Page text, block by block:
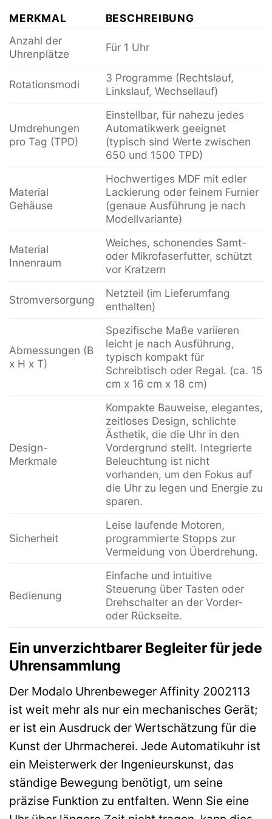
MERKMAL
BESCHREIBUNG
Anzahl der
Uhrenplätze
Für 1 Uhr
Rotationsmodi
3 Programme (Rechtslauf,
Linkslauf, Wechsellauf)
Umdrehungen
pro Tag (TPD)
Einstellbar, für nahezu jedes
Automatikwerk geeignet
(typisch sind Werte zwischen
650 und 1500 TPD)
Material
Gehäuse
Hochwertiges MDF mit edler
Lackierung oder feinem Furnier
(genaue Ausführung je nach
Modellvariante)
Material
Innenraum
Weiches, schonendes Samt-
oder Mikrofaserfutter, schützt
vor Kratzern
Stromversorgung
Netzteil (im Lieferumfang
enthalten)
Abmessungen (B
x H x T)
Spezifische Maße variieren
leicht je nach Ausführung,
typisch kompakt für
Schreibtisch oder Regal. (ca. 15
cm x 16 cm x 18 cm)
Design-
Merkmale
Kompakte Bauweise, elegantes,
zeitloses Design, schlichte
Ästhetik, die die Uhr in den
Vordergrund stellt. Integrierte
Beleuchtung ist nicht
vorhanden, um den Fokus auf
die Uhr zu legen und Energie zu
sparen.
Sicherheit
Leise laufende Motoren,
programmierte Stopps zur
Vermeidung von Überdrehung.
Bedienung
Einfache und intuitive
Steuerung über Tasten oder
Drehschalter an der Vorder-
oder Rückseite.
Ein unverzichtbarer Begleiter für jede
Uhrensammlung
Der Modalo Uhrenbeweger Affinity 2002113
ist weit mehr als nur ein mechanisches Gerät;
er ist ein Ausdruck der Wertschätzung für die
Kunst der Uhrmacherei. Jede Automatikuhr ist
ein Meisterwerk der Ingenieurskunst, das
ständige Bewegung benötigt, um seine
präzise Funktion zu entfalten. Wenn Sie eine